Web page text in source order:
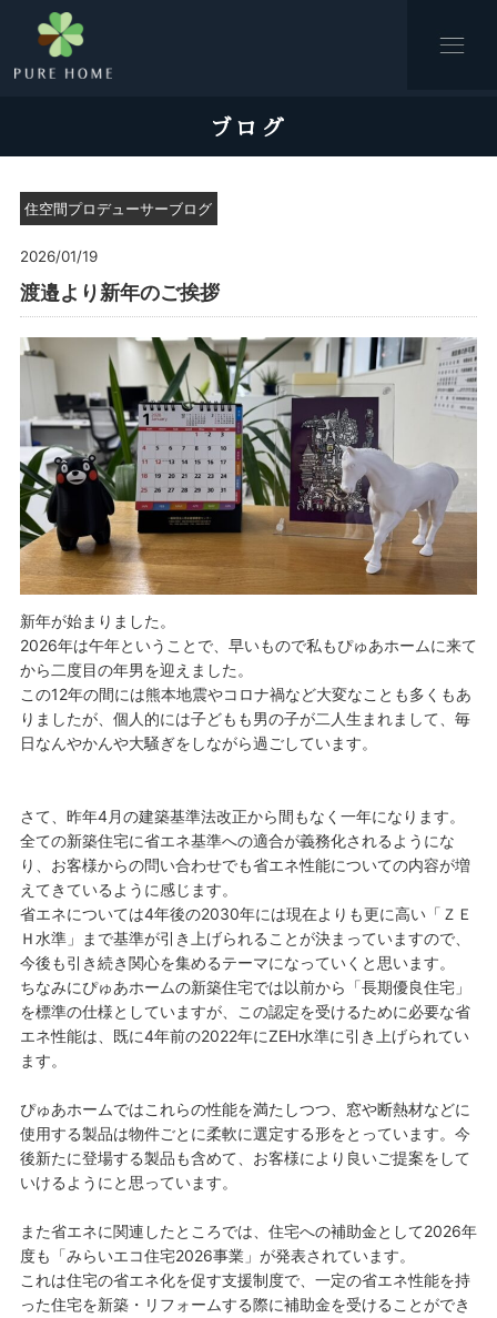
ブログ
住空間プロデューサーブログ
2026/01/19
渡邉より新年のご挨拶
新年が始まりました。
2026年は午年ということで、早いもので私もぴゅあホームに来て
から二度目の年男を迎えました。
この12年の間には熊本地震やコロナ禍など大変なことも多くもあ
りましたが、個人的には子どもも男の子が二人生まれまして、毎
日なんやかんや大騒ぎをしながら過ごしています。
さて、昨年4月の建築基準法改正から間もなく一年になります。
全ての新築住宅に省エネ基準への適合が義務化されるようにな
り、お客様からの問い合わせでも省エネ性能についての内容が増
えてきているように感じます。
省エネについては4年後の2030年には現在よりも更に高い「ＺＥ
Ｈ水準」まで基準が引き上げられることが決まっていますので、
今後も引き続き関心を集めるテーマになっていくと思います。
ちなみにぴゅあホームの新築住宅では以前から「長期優良住宅」
を標準の仕様としていますが、この認定を受けるために必要な省
エネ性能は、既に4年前の2022年にZEH水準に引き上げられてい
ます。
ぴゅあホームではこれらの性能を満たしつつ、窓や断熱材などに
使用する製品は物件ごとに柔軟に選定する形をとっています。今
後新たに登場する製品も含めて、お客様により良いご提案をして
いけるようにと思っています。
また省エネに関連したところでは、住宅への補助金として2026年
度も「みらいエコ住宅2026事業」が発表されています。
これは住宅の省エネ化を促す支援制度で、一定の省エネ性能を持
った住宅を新築・リフォームする際に補助金を受けることができ